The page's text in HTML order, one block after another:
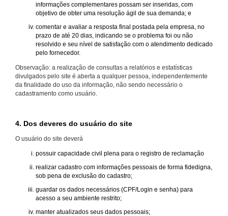
informações complementares possam ser inseridas, com
objetivo de obter uma resolução ágil de sua demanda; e
comentar e avaliar a resposta final postada pela empresa, no
prazo de até 20 dias, indicando se o problema foi ou não
resolvido e seu nível de satisfação com o atendimento dedicado
pelo fornecedor.
Observação: a realização de consultas a relatórios e estatísticas
divulgados pelo site é aberta a qualquer pessoa, independentemente
da finalidade do uso da informação, não sendo necessário o
cadastramento como usuário.
4. Dos deveres do usuário do site
O usuário do site deverá
possuir capacidade civil plena para o registro de reclamação
realizar cadastro com informações pessoais de forma fidedigna,
sob pena de exclusão do cadastro;
guardar os dados necessários (CPF/Login e senha) para
acesso a seu ambiente restrito;
manter atualizados seus dados pessoais;